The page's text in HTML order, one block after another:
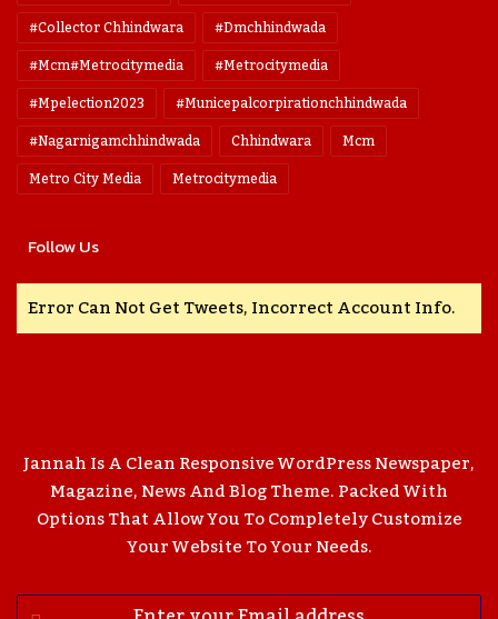
#collector Chhindwara
#dmchhindwada
#mcm#metrocitymedia
#metrocitymedia
#mpelection2023
#municepalcorpirationchhindwada
#nagarnigamchhindwada
Chhindwara
Mcm
Metro City Media
Metrocitymedia
Follow Us
Error Can Not Get Tweets, Incorrect Account Info.
Jannah Is A Clean Responsive WordPress Newspaper,
Magazine, News And Blog Theme. Packed With
Options That Allow You To Completely Customize
Your Website To Your Needs.
Enter